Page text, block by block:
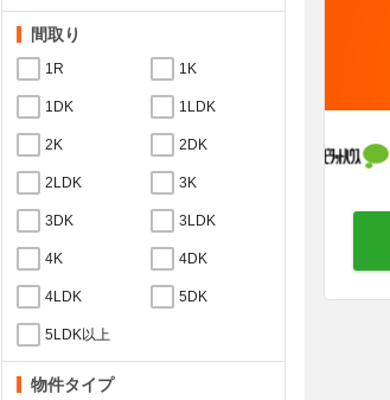
間取り
1R 1K
1DK 1LDK
2K 2DK
2LDK 3K
3DK 3LDK
4K 4DK
4LDK 5DK
5LDK以上
物件タイプ